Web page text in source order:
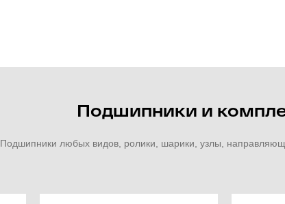
Подшипники и
Подшипники любых видов, ролики, шарики, узлы,